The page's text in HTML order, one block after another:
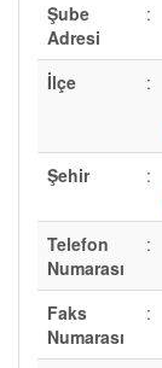
Şube
Adresi
:
İlçe
:
Şehir
:
Telefon
Numarası
:
Faks
Numarası
: